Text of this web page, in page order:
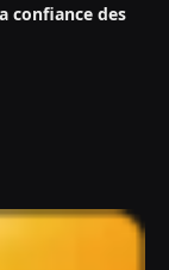
confiance des